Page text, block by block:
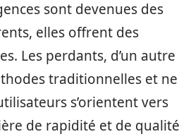
sont devenues des
elles offrent des
Les perdants, d’un autre
traditionnelles et ne
s’orientent vers
de rapidité et de qualité